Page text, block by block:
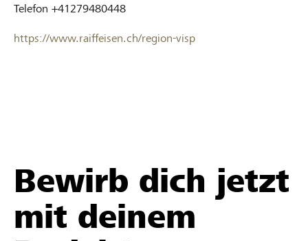
Telefon +41279480448
https://www.raiffeisen.ch/region-visp
Bewirb dich jetzt
mit deinem